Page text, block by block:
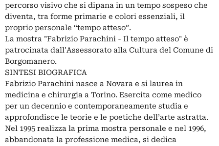
percorso visivo che si dipana in un tempo sospeso che
diventa, tra forme primarie e colori essenziali, il
proprio personale “tempo atteso”.
La mostra "Fabrizio Parachini - Il tempo atteso" è
patrocinata dall'Assessorato alla Cultura del Comune di
Borgomanero.
SINTESI BIOGRAFICA
Fabrizio Parachini nasce a Novara e si laurea in
medicina e chirurgia a Torino. Esercita come medico
per un decennio e contemporaneamente studia e
approfondisce le teorie e le poetiche dell’arte astratta.
Nel 1995 realizza la prima mostra personale e nel 1996,
abbandonata la professione medica, si dedica